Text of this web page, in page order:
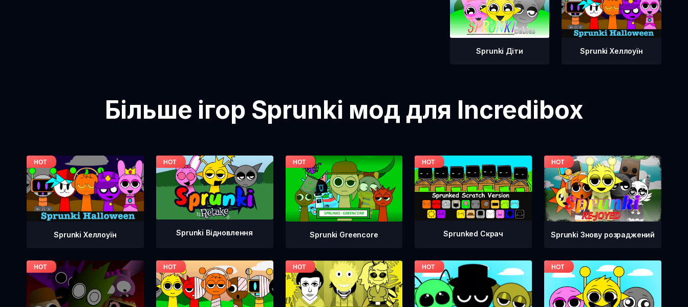
Sprunki Діти Sprunki Хеллоуїн
Більше ігор Sprunki мод для Incredibox
Sprunki Хеллоуїн Sprunki Відновлення Sprunki Greencore Sprunked Скрач Sprunki Знову розраджений